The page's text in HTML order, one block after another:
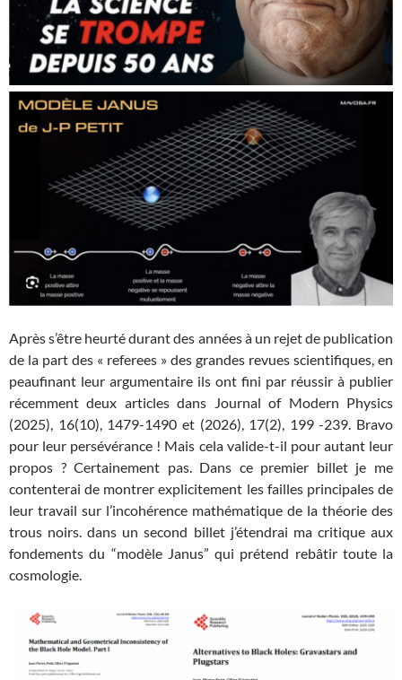
Après s’être heurté durant des années à un rejet de publication
de la part des « referees » des grandes revues scientifiques, en
peaufinant leur argumentaire ils ont fini par réussir à publier
récemment deux articles dans Journal of Modern Physics
(2025), 16(10), 1479-1490 et (2026), 17(2), 199 -239. Bravo
pour leur persévérance ! Mais cela valide-t-il pour autant leur
propos ? Certainement pas. Dans ce premier billet je me
contenterai de montrer explicitement les failles principales de
leur travail sur l’incohérence mathématique de la théorie des
trous noirs. dans un second billet j’étendrai ma critique aux
fondements du “modèle Janus” qui prétend rebâtir toute la
cosmologie.